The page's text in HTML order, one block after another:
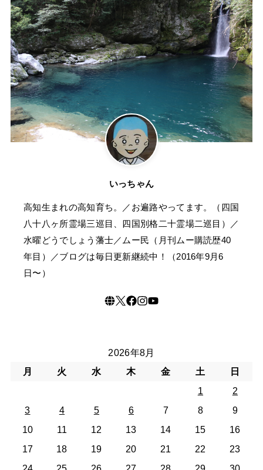
いっちゃん
高知生まれの高知育ち。／お遍路やってます。（四国
八十八ヶ所霊場三巡目、四国別格二十霊場二巡目）／
水曜どうでしょう藩士／ムー民（月刊ムー購読歴40
年目）／ブログは毎日更新継続中！（2016年9月6
日〜）
2026年8月
月
火 水 木 金 土
日
1
2
3
4 5 6 7 8
9
10
11 12 13 14 15
16
17
18 19 20 21 22
23